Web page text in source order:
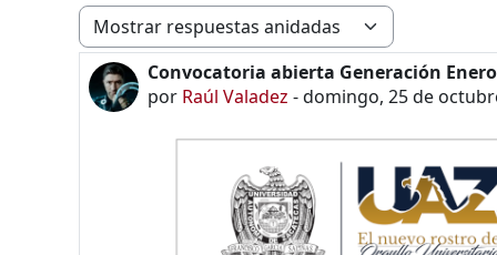
Modo de visualización
Convocatoria abierta Generación Enero
por Raúl Valadez -domingo, 25 de
Número de respuestas: 0